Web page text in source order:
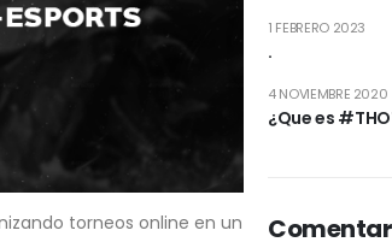
torneos online en un
.
1 FEBRERO 2023
¿Que es
4 NOVIEMBRE 2020